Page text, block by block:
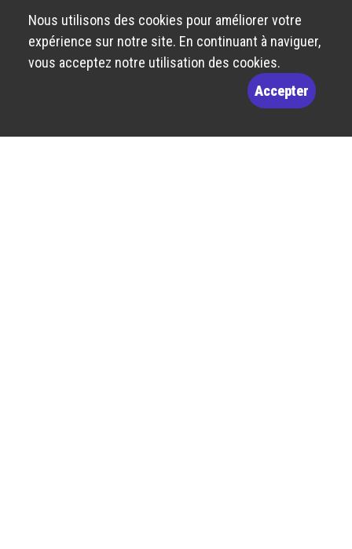
Nous utilisons des cookies pour améliorer votre
expérience sur notre site. En continuant à naviguer,
vous acceptez notre utilisation des cookies.
Accepter